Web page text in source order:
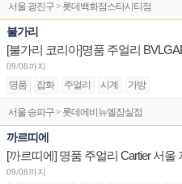
서울 광진구 > 롯데백화점스타시티점
불가리
09/08까지
명품 잡화 주얼리 시계 가방
서울 송파구 > 롯데에비뉴엘잠실점
까르띠에
09/08까지